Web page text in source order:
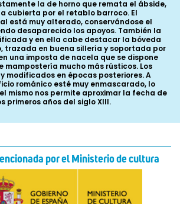
la de horno que remata el ábside,
cubierta por el retablo barroco. El
está muy alterado, conservándose el
desaparecido los apoyos. También la
y en ella cabe destacar la bóveda
trazada en buena sillería y soportada por
una imposta de nacela que se dispone
mampostería mucho más rústicos. Los
modificados en épocas posteriores. A
románico esté muy enmascarado, lo
mismo nos permite aproximar la fecha de
primeros años del siglo XIII.
por el Ministerio de cultura